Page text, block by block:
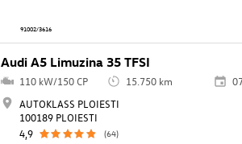
91002/3616
Audi A5 Limuzina 35 TFSI
110 kW/150 CP 15.750 km
AUTOKLASS PLOIESTI
100189 PLOIESTI
4,9
(64)